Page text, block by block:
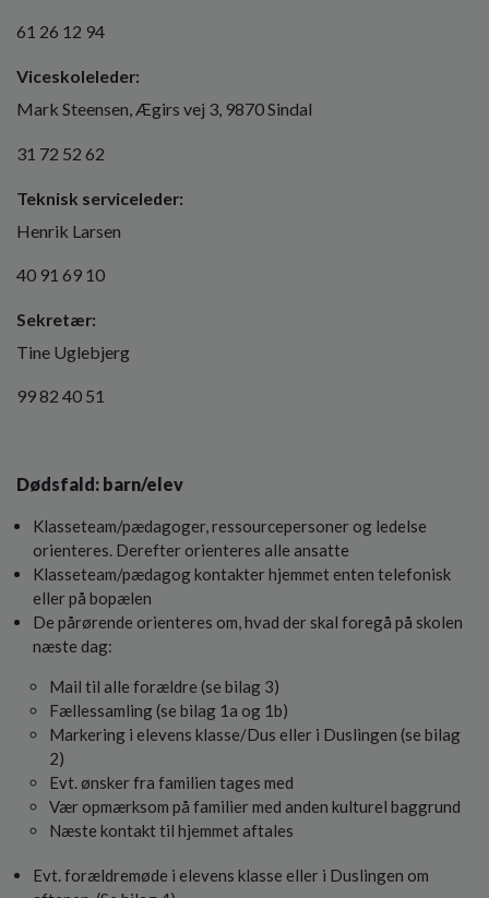
61 26 12 94
Viceskoleleder:
Mark Steensen, Ægirs vej 3, 9870 Sindal
31 72 52 62
Teknisk serviceleder:
Henrik Larsen
40 91 69 10
Sekretær:
Tine Uglebjerg
99 82 40 51
Dødsfald: barn/elev
Klasseteam/pædagoger, ressourcepersoner og ledelse
orienteres. Derefter orienteres alle ansatte
Klasseteam/pædagog kontakter hjemmet enten telefonisk
eller på bopælen
De pårørende orienteres om, hvad der skal foregå på skolen
næste dag:
Mail til alle forældre (se bilag 3)
Fællessamling (se bilag 1a og 1b)
Markering i elevens klasse/Dus eller i Duslingen (se bilag
2)
Evt. ønsker fra familien tages med
Vær opmærksom på familier med anden kulturel baggrund
Næste kontakt til hjemmet aftales
Evt. forældremøde i elevens klasse eller i Duslingen om